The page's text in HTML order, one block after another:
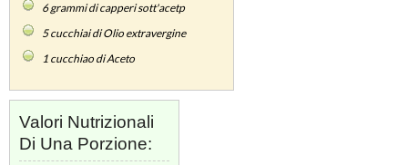
6grammi di capperi sott'acetp
5cucchiai di Olio extravergine
1 cucchiao di Aceto
Valori Nutrizionali
Di Una Porzione: